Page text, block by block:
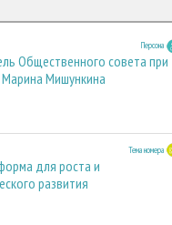
Персона
Общественного совета при
Мишункина
Тема номера
для роста и
развития